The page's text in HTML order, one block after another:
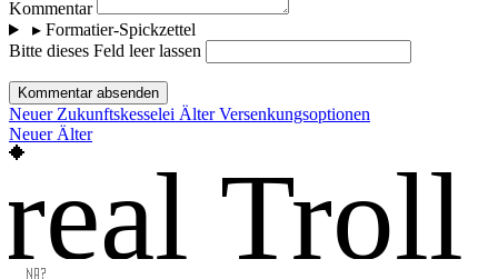
Kommentar
▸Formatier-Spickzettel
Bitte dieses Feld leer lassen
Kommentar absenden
Neuer Zukunftskesselei Älter Versenkungsoptionen
Neuer Älter
real Troll